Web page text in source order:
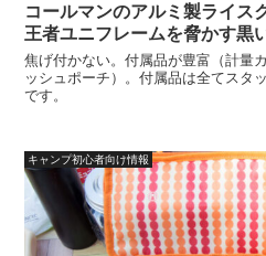
コールマンのアルミ製ライス
王者ユニフレームを脅かす黒
焦げ付かない。付属品が豊富（計量
ッシュポーチ）。付属品は全てスタ
です。
キャンプ初心者向け情報